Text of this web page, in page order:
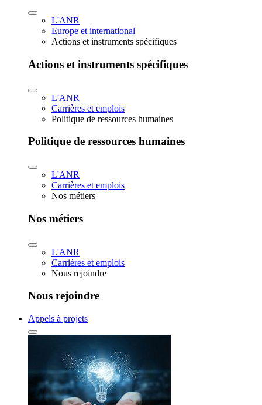
L'ANR
Europe et international
Actions et instruments spécifiques
Actions et instruments spécifiques
L'ANR
Carrières et emplois
Politique de ressources humaines
Politique de ressources humaines
L'ANR
Carrières et emplois
Nos métiers
Nos métiers
L'ANR
Carrières et emplois
Nous rejoindre
Nous rejoindre
Appels à projets